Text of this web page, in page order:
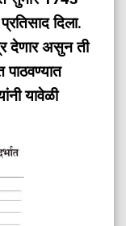
दिला.
देणार असुन ती
पाठवण्यात
यावेळी